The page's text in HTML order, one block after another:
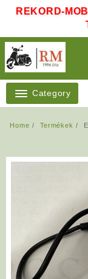
REKORD-
Category
Home Termékek